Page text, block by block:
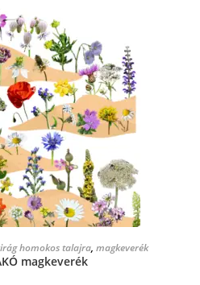
VÁLASZTÁSA
homokos talajra, magkeverék
magkeverék